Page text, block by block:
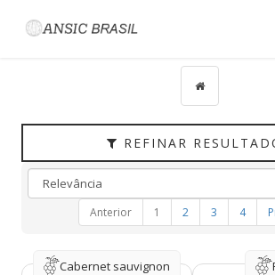
REFINAR
UVAS
VINÍCOLA
Anterior 1 2 3 4
Cabernet sauvignon